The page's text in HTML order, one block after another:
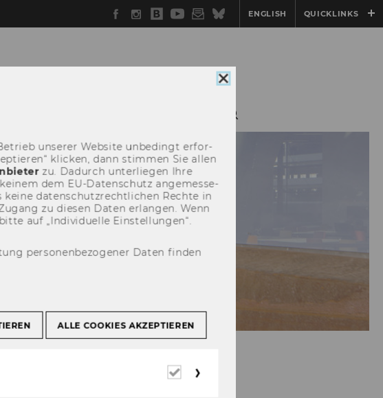
Facebook
Instagram
WU
Blog
YouTube
Newsletter
BlueskyENGLISH QUICKLINKS
Cookie
schließen
un­se­rer Web­site un­be­dingt er­for­
kli­cken, dann stim­men Sie allen
zu. Da­durch un­ter­lie­gen Ihre
dem EU-​Datenschutz an­ge­mes­se­
keine da­ten­schutz­recht­li­chen Rech­te in
zu die­sen Daten er­lan­gen. Wenn
auf „In­di­vi­du­el­le Ein­stel­lun­gen“.
personenbezogener Daten finden
ALLE COOKIES AKZEPTIEREN
Erforderliche